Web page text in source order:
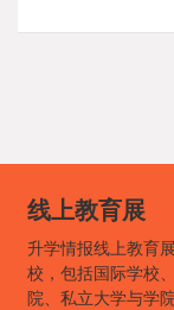
线上教育展
升学情报线上教育
校，包括国际学校
院、私立大学与学